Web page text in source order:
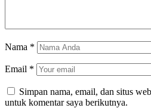
Nama *
Email *
Simpan nama, email, dan situs
untuk komentar saya berikutnya.